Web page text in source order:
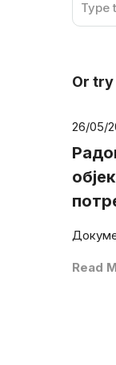
Or
26/05/
Read